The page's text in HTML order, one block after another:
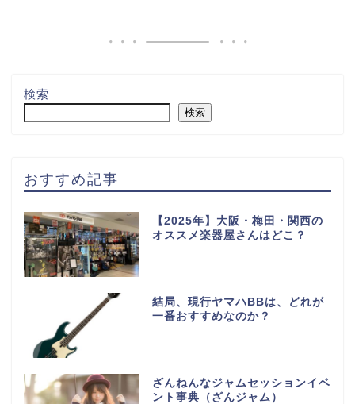
検索
検索
おすすめ記事
【2025年】大阪・梅田・関西の
オススメ楽器屋さんはどこ？
結局、現行ヤマハBBは、どれが
一番おすすめなのか？
ざんねんなジャムセッションイベ
ント事典（ざんジャム）